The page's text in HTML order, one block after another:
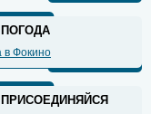
ПОГОДА
в Фокино
ПРИСОЕДИНЯЙСЯ